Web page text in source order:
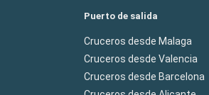
Puerto de salida
Cruceros desde Malaga
Cruceros desde Valencia
Cruceros desde Barcelona